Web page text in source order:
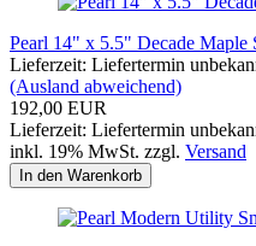
Pearl 14" x 5.5" Decade Maple
Lieferzeit: Liefertermin
(Ausland abweichend)
192,00 EUR
Lieferzeit: Liefertermin
inkl. 19% MwSt. zzgl. Versand
In den Warenkorb